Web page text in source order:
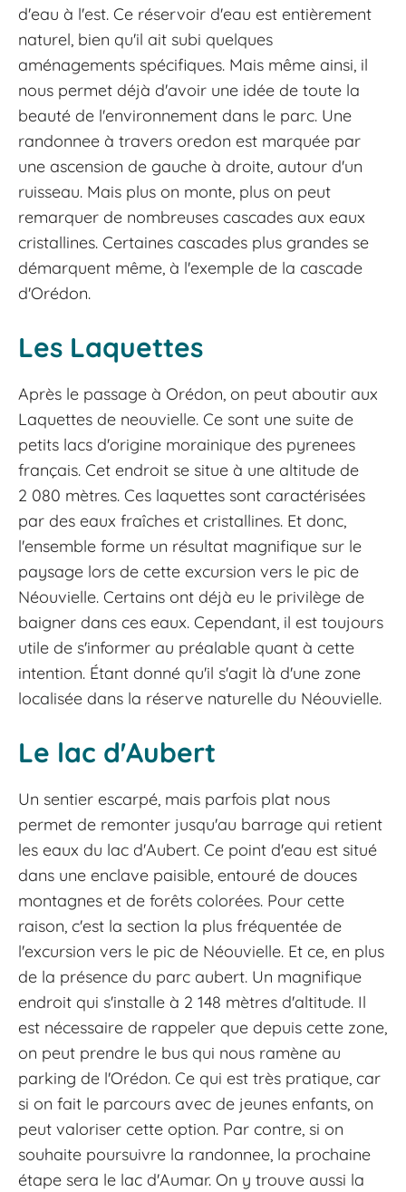
d'eau à l'est. Ce réservoir d'eau est entièrement
naturel, bien qu'il ait subi quelques
aménagements spécifiques. Mais même ainsi, il
nous permet déjà d'avoir une idée de toute la
beauté de l'environnement dans le parc. Une
randonnee à travers oredon est marquée par
une ascension de gauche à droite, autour d'un
ruisseau. Mais plus on monte, plus on peut
remarquer de nombreuses cascades aux eaux
cristallines. Certaines cascades plus grandes se
démarquent même, à l'exemple de la cascade
d'Orédon.
Les Laquettes
Après le passage à Orédon, on peut aboutir aux
Laquettes de neouvielle. Ce sont une suite de
petits lacs d'origine morainique des pyrenees
français. Cet endroit se situe à une altitude de
2 080 mètres. Ces laquettes sont caractérisées
par des eaux fraîches et cristallines. Et donc,
l'ensemble forme un résultat magnifique sur le
paysage lors de cette excursion vers le pic de
Néouvielle. Certains ont déjà eu le privilège de
baigner dans ces eaux. Cependant, il est toujours
utile de s'informer au préalable quant à cette
intention. Étant donné qu'il s'agit là d'une zone
localisée dans la réserve naturelle du Néouvielle.
Le lac d'Aubert
Un sentier escarpé, mais parfois plat nous
permet de remonter jusqu'au barrage qui retient
les eaux du lac d'Aubert. Ce point d'eau est situé
dans une enclave paisible, entouré de douces
montagnes et de forêts colorées. Pour cette
raison, c'est la section la plus fréquentée de
l'excursion vers le pic de Néouvielle. Et ce, en plus
de la présence du parc aubert. Un magnifique
endroit qui s'installe à 2 148 mètres d'altitude. Il
est nécessaire de rappeler que depuis cette zone,
on peut prendre le bus qui nous ramène au
parking de l'Orédon. Ce qui est très pratique, car
si on fait le parcours avec de jeunes enfants, on
peut valoriser cette option. Par contre, si on
souhaite poursuivre la randonnee, la prochaine
étape sera le lac d'Aumar. On y trouve aussi la